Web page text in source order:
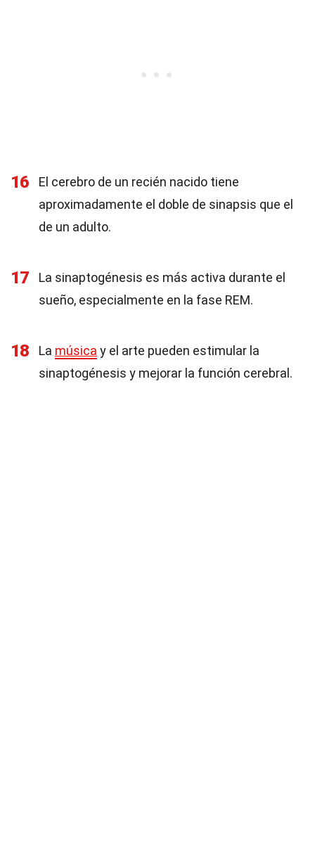
16
El cerebro de un recién nacido tiene
aproximadamente el doble de sinapsis que el
de un adulto.
17
La sinaptogénesis es más activa durante el
sueño, especialmente en la fase REM.
18 La música y el arte pueden estimular la
sinaptogénesis y mejorar la función cerebral.